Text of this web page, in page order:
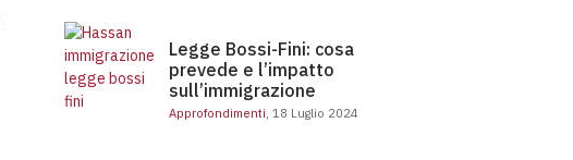
Legge Bossi-Fini: cosa prevede e l’impatto sull’immigrazione
Legge Bossi-Fini: cosa
prevede e l’impatto
sull’immigrazione
Approfondimenti, 18 Luglio 2024